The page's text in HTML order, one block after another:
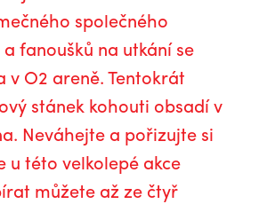
společného
fanoušků na utkání se
v O2 areně. Tentokrát
stánek kohouti obsadí v
Neváhejte a pořizujte si
u této velkolepé akce
můžete až ze čtyř